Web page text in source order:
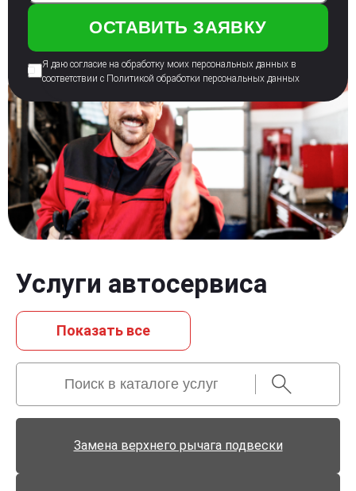
Я даю согласие на обработку моих персональных данных в
соответствии с Политикой обработки персональных данных
Услуги автосервиса
Показать всe
Замена верхнего рычага подвески